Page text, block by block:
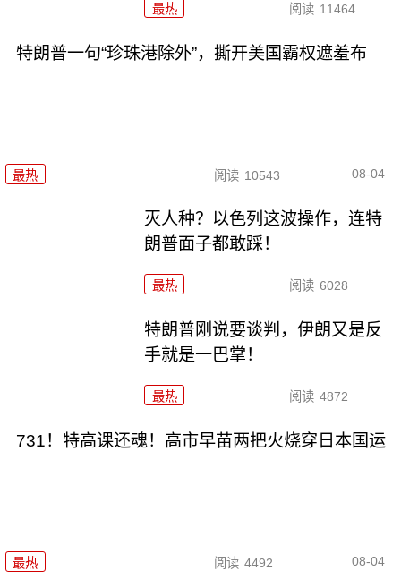
最热 阅读 11464
特朗普一句“珍珠港除外”，撕开美国霸权遮羞布
最热 阅读 10543 08-04
灭人种？以色列这波操作，连特
朗普面子都敢踩！
最热 阅读 6028
特朗普刚说要谈判，伊朗又是反
手就是一巴掌！
最热 阅读 4872
731！特高课还魂！高市早苗两把火烧穿日本国运
最热 阅读 4492 08-04